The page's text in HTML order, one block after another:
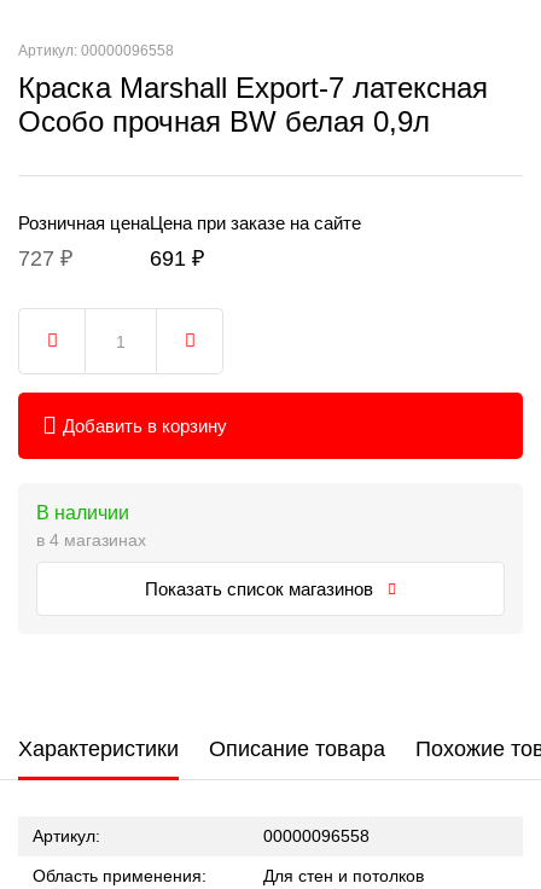
Артикул: 00000096558
Краска Marshall Export-7 латексная
Особо прочная BW белая 0,9л
Розничная цена
727 ₽
Цена при заказе на сайте
691 ₽
Добавить в корзину
В наличии
в 4 магазинах
Показать список магазинов
Характеристики Описание товара Похожие
Артикул: 00000096558
Область применения: Для стен и потолков